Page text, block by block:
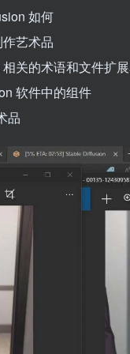
如何
艺术品
关的术语和文件扩
软件中的组件
品